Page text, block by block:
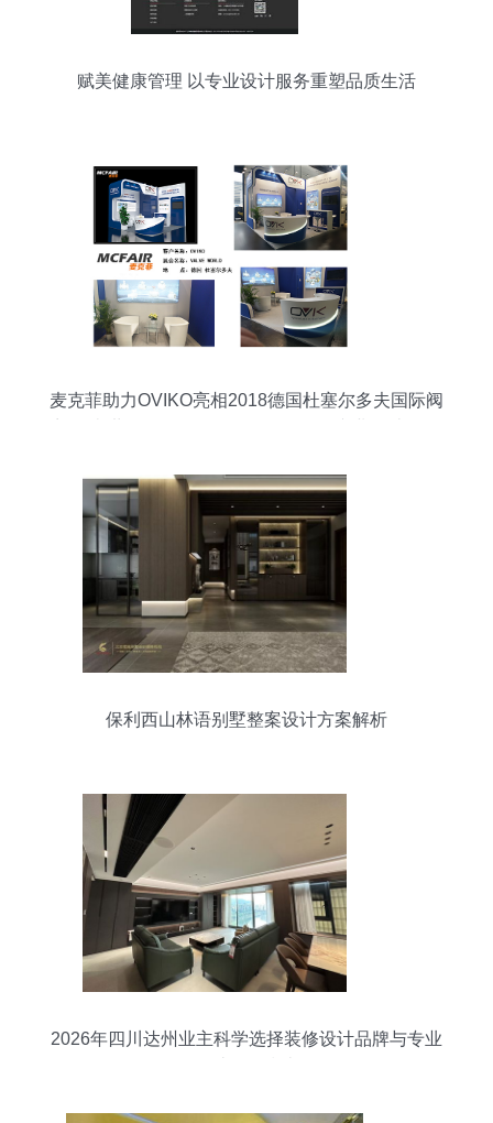
赋美健康管理 以专业设计服务重塑品质生活
麦克菲助力OVIKO亮相2018德国杜塞尔多夫国际阀
保利西山林语别墅整案设计方案解析
2026年四川达州业主科学选择装修设计品牌与专业